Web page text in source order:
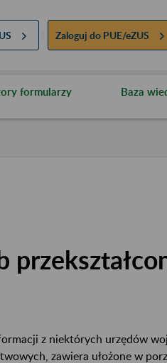
Zaloguj do PUE/eZUS
formularzy Baza
z niektórych urzędów
zawiera ułożone w